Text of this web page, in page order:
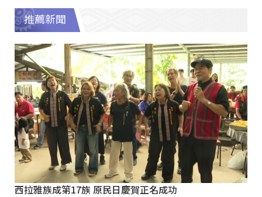
推薦新聞
西拉雅族成第17族 原民日慶賀正名成功